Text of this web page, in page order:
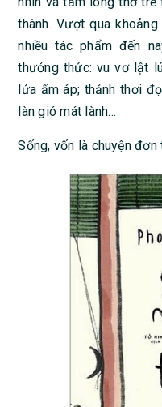
thành. Vượt qua
nhiều tác phẩm đến
thưởng thức: vu vơ lật
lửa ấm áp; thảnh thơi
làn gió mát lành…
Sống, vốn là chuyện đơn